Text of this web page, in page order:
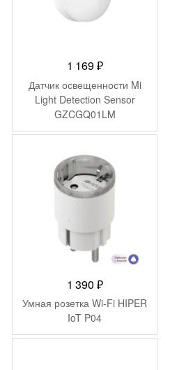
1 169₽
Датчик освещенности Mi
Light Detection Sensor
GZCGQ01LM
(YTC4043GL)
1 390 ₽
Умная розетка Wi-Fi HIPER
IoT P04